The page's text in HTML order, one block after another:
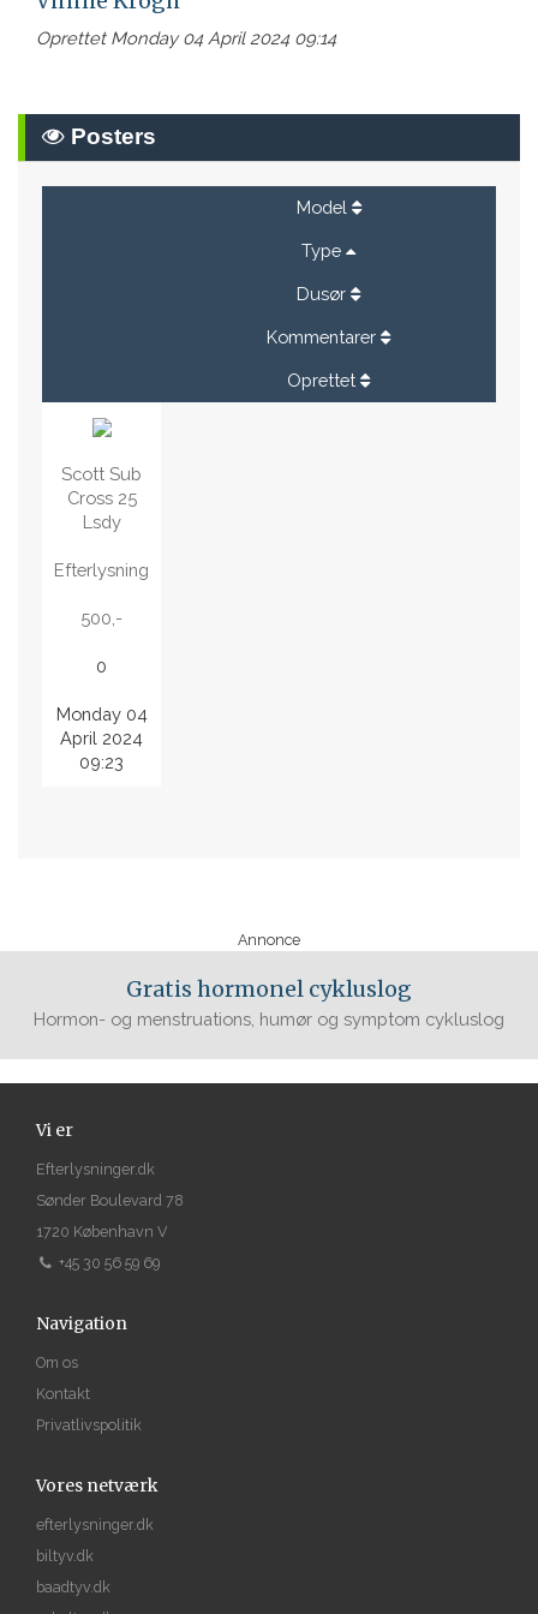
Oprettet Monday 04 April 2024 09:14
Posters
Model
Type
Dusør
Kommentarer
Oprettet
Scott Sub
Cross 25
Lsdy
Efterlysning
500,-
0
Monday 04
April 2024
09:23
Annonce
Gratis hormonel cykluslog
Hormon- og menstruations, humør og symptom cykluslog
Vi er
Efterlysninger.dk
Sønder Boulevard 78
1720 København V
+45 30 56 59 69
Navigation
Om os
Kontakt
Privatlivspolitik
Vores netværk
efterlysninger.dk
biltyv.dk
baadtyv.dk